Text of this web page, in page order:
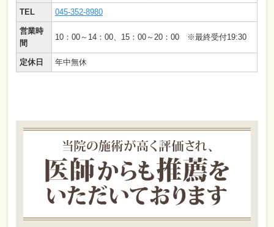
TEL 045-352-8980
営業時
間
10：00～14：00、15：00～20：00 ※最終受付19:30
定休日 年中無休